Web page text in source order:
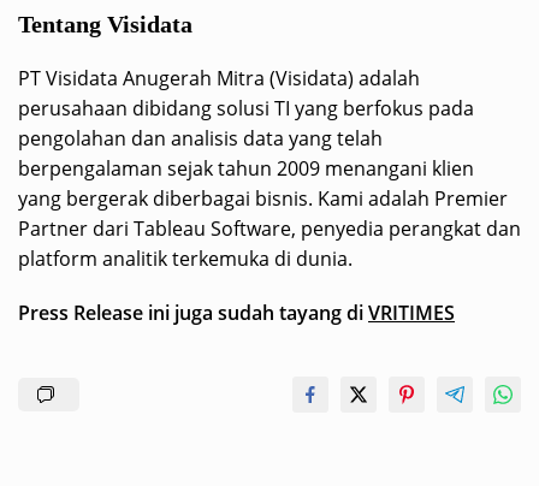
Tentang Visidata
PT Visidata Anugerah Mitra (Visidata) adalah
perusahaan dibidang solusi TI yang berfokus pada
pengolahan dan analisis data yang telah
berpengalaman sejak tahun 2009 menangani klien
yang bergerak diberbagai bisnis. Kami adalah Premier
Partner dari Tableau Software, penyedia perangkat dan
platform analitik terkemuka di dunia.
Press Release ini juga sudah tayang diVRITIMES